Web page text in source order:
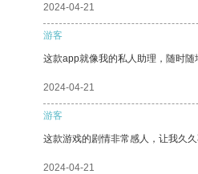
2024-04-21
游客
这款app就像我的私人助理，随时随
2024-04-21
游客
这款游戏的剧情非常感人，让我久久
2024-04-21